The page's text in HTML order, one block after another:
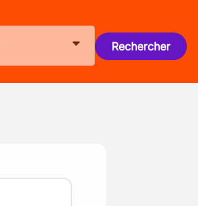
Rechercher